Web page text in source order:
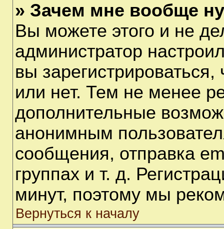
» Зачем мне вообще
Вы можете этого и не
администратор
вы
или нет. Тем не менее
дополнительные
анонимным
сообщения, отправка
группах и т. д.
минут, поэтому мы
Вернуться к началу